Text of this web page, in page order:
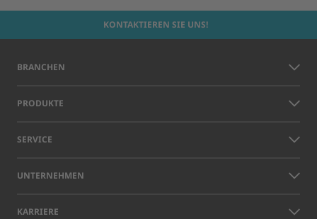
KONTAKTIEREN SIE UNS!
BRANCHEN
PRODUKTE
SERVICE
UNTERNEHMEN
KARRIERE